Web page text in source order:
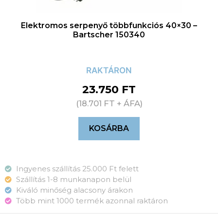
Elektromos serpenyő többfunkciós 40×30 –
Bartscher 150340
RAKTÁRON
23.750 FT
(18.701 FT + ÁFA)
KOSÁRBA
Ingyenes szállítás 25.000 Ft felett
Szállítás 1-8 munkanapon belül
Kiváló minőség alacsony árakon
Több mint 1000 termék azonnal raktáron